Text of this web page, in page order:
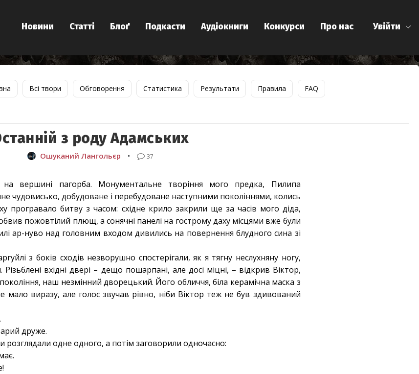
Увійти
Новини Статті Блоґ Подкасти Аудіокниги Конкурси Про нас
Всі твори Обговорення Статистика Результати Правила FAQ
з роду Адамських
Ошуканий Лангольєр • 37
вершині пагорба. Монументальне творіння мого предка, Пилипа
чудовисько, добудоване і перебудоване наступними поколіннями, колись
програвало битву з часом: східне крило закрили ще за часів мого діда,
пожовтілий плющ, а сонячні панелі на гострому даху місцями вже були
ар-нуво над головним входом дивились на повернення блудного сина зі
з боків сходів незворушно спостерігали, як я тягну неслухняну ногу,
Різьблені вхідні двері – дещо пошарпані, але досі міцні, – відкрив Віктор,
наш незмінний дворецький. Його обличчя, біла керамічна маска з
виразу, але голос звучав рівно, ніби Віктор теж не був здивований
друже.
розглядали одне одного, а потім заговорили одночасно: